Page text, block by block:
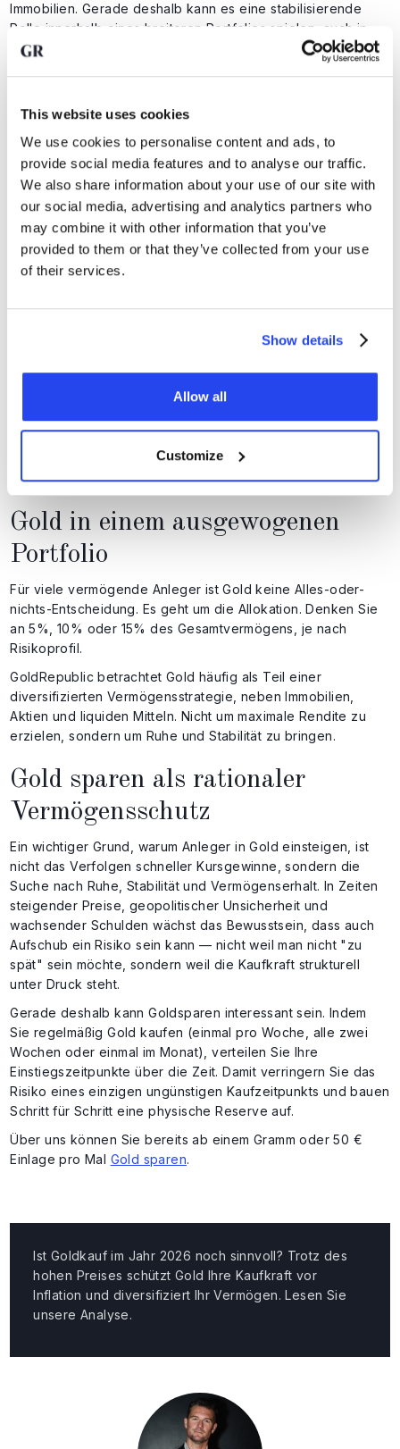
This website uses cookies
We use cookies to personalise content and ads, to
provide social media features and to analyse our traffic.
We also share information about your use of our site with
our social media, advertising and analytics partners who
may combine it with other information that you’ve
provided to them or that they’ve collected from your use
of their services.
Show details
Allow all
Customize
Immobilien. Gerade deshalb kann es eine stabilisierende
Rolle innerhalb eines breiteren Portfolios spielen, auch in
einem Bullenmarkt.
Für viele Anleger lautet die Frage nicht, ob sie Gold
Anlageportfolio kann Gold das Gesamtrisiko senken, selbst
wenn es keine maximale Rendite liefert.
Die Bedeutung Ihres
Zeithorizonts
Die Frage "Ist eine Investition in Gold sinnvoll?" lässt sich
nicht losgelöst von Ihrem Zeithorizont betrachten.
Dann ist Gold weniger für taktisches Timing geeignet.
Dann kann Gold einen interessanten Schutz vor
Investieren Sie langfristig (7+ Jahre)?Dann ist Gold
möglicherweise ein interessantes Anlageprodukt für Sie,
Wahrscheinlichkeit, dass Sie "zum falschen Zeitpunkt"
einsteigen.
Gold in einem ausgewogenen
Portfolio
Für viele vermögende Anleger ist Gold keine Alles-oder-
nichts-Entscheidung. Es geht um die Allokation. Denken Sie
an 5%, 10% oder 15% des Gesamtvermögens, je nach
Risikoprofil.
GoldRepublic betrachtet Gold häufig als Teil einer
diversifizierten Vermögensstrategie, neben Immobilien,
Aktien und liquiden Mitteln. Nicht um maximale Rendite zu
erzielen, sondern um Ruhe und Stabilität zu bringen.
Gold sparen als rationaler
Vermögensschutz
Ein wichtiger Grund, warum Anleger in Gold einsteigen, ist
nicht das Verfolgen schneller Kursgewinne, sondern die
Suche nach Ruhe, Stabilität und Vermögenserhalt. In Zeiten
steigender Preise, geopolitischer Unsicherheit und
wachsender Schulden wächst das Bewusstsein, dass auch
Aufschub ein Risiko sein kann — nicht weil man nicht "zu
spät" sein möchte, sondern weil die Kaufkraft strukturell
unter Druck steht.
Gerade deshalb kann Goldsparen interessant sein. Indem
Sie regelmäßig Gold kaufen (einmal pro Woche, alle zwei
Wochen oder einmal im Monat), verteilen Sie Ihre
Einstiegszeitpunkte über die Zeit. Damit verringern Sie das
Risiko eines einzigen ungünstigen Kaufzeitpunkts und bauen
Schritt für Schritt eine physische Reserve auf.
Über uns können Sie bereits ab einem Gramm oder 50 €
Einlage pro Mal Gold sparen.
Ist Goldkauf im Jahr 2026 noch sinnvoll? Trotz des
hohen Preises schützt Gold Ihre Kaufkraft vor
Inflation und diversifiziert Ihr Vermögen. Lesen Sie
unsere Analyse.